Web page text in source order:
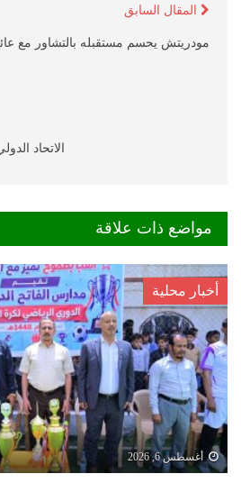
المقال السابق
مودريتش يحسم مستقبله بالتشاور مع
الاتحاد
مواضع ذات علاقة
أخبار محلية
أغسطس 6, 2026